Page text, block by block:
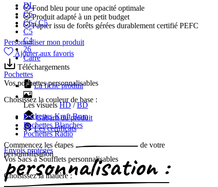
DL
C6
C6 / C5
C5
C4
26
Carré
Pochettes
Vos pochettes personnalisables
Choisissez la couleur de base :
Pochettes Kraft Brun
Pochettes Blanches
Pochettes Radio
Envois protégés
Vos Sacs à Soufflets personnalisables
Choisissez la matière :
Fond bleu pour une opacité optimale
Produit adapté à un petit budget
Papier issu de forêts gérées durablement certifié PEFC
Personnaliser mon produit
Ajouter aux favoris
Téléchargements
La fiche produit
Les visuels HD / BD
Gabarit du produit
Les certificats
Commencez les étapes
de votre
personnalisation